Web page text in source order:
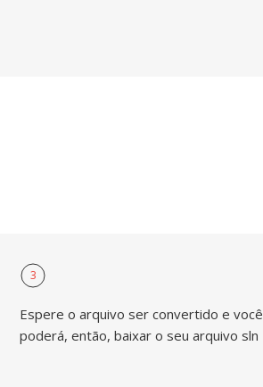
3
Espere o arquivo ser convertido e você
poderá, então, baixar o seu arquivo sln